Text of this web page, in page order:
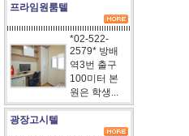
프라임원룸텔
*02-522-
2579* 방배
역3번 출구
100미터 본
원은 학생...
광장고시텔